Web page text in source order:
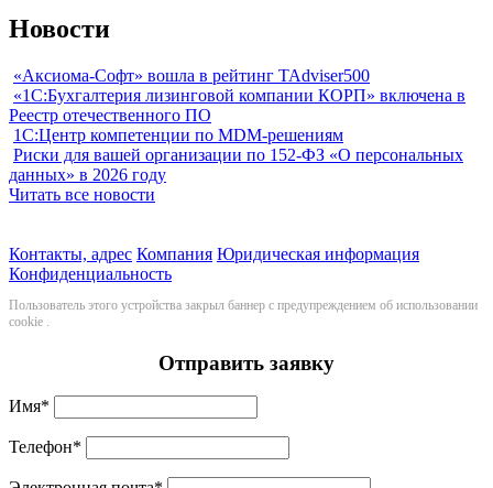
Новости
«Аксиома-Софт» вошла в рейтинг TAdviser500
«1С:Бухгалтерия лизинговой компании КОРП» включена в
Реестр отечественного ПО
1С:Центр компетенции по MDM-решениям
Риски для вашей организации по 152-ФЗ «О персональных
данных» в 2026 году
Читать все новости
Контакты, адрес Компания Юридическая информация
Конфиденциальность
Пользователь этого устройства закрыл баннер с предупреждением об использовании
cookie
Отправить заявку
Имя*
Телефон*